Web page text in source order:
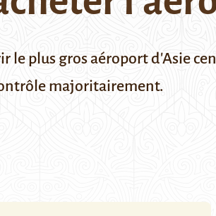
le plus gros aéroport d'Asie
majoritairement.